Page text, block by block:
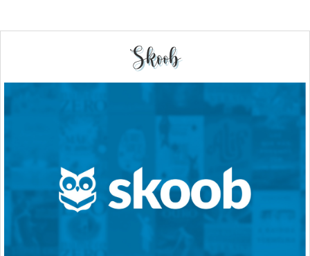
Skoob